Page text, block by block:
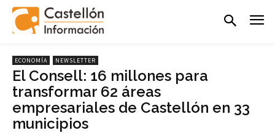
ECONOMÍA NEWSLETTER
El Consell: 16 millones para
transformar 62 áreas
empresariales de Castellón en 33
municipios